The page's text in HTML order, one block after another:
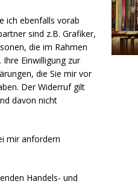
ich ebenfalls vorab
sind z.B. Grafiker,
die im Rahmen
Einwilligung zur
die Sie mir vor
Der Widerruf gilt
davon nicht
mir anfordern
Handels- und